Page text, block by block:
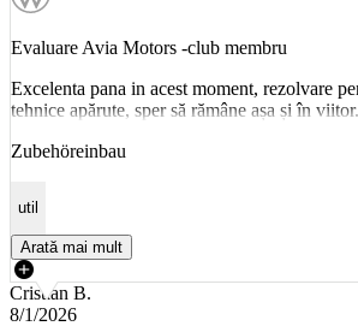
Evaluare Avia Motors -club membru
Excelenta pana in acest moment, rezolvare
tehnice apărute, sper să rămâne așa și în viitor.
Zubehöreinbau
util
Arată mai mult
Cristian B.
8/1/2026